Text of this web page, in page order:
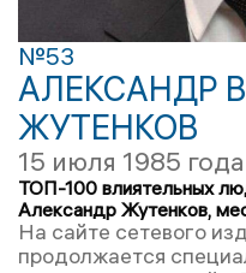
№53
АЛЕКСАНДР
ЖУТЕНКОВ
15 июля 1985 года
ТОП-100 влиятельных
Александр Жутенков,
На сайте сетевого
продолжается